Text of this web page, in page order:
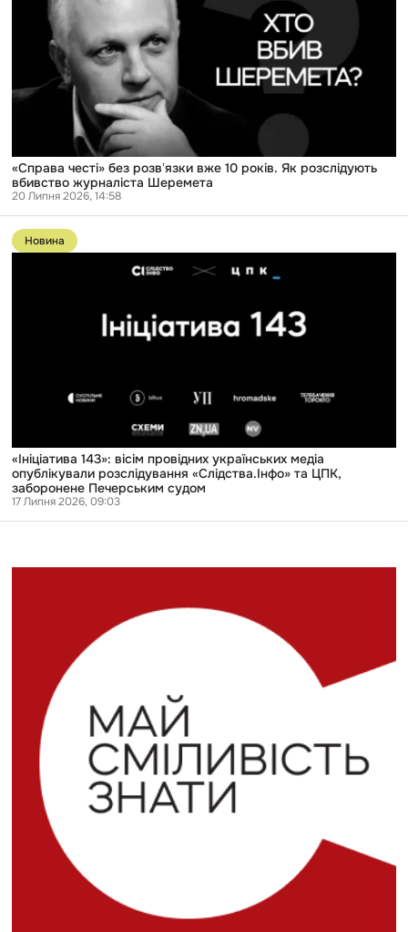
розвʼязки
розслідують
журналіста
«Справа честі» без розвʼязки вже 10 років. Як розслідують
вбивство журналіста Шеремета
20 Липня 2026, 14:58
Перейти
до
публікації
судом
Новина
«Ініціатива 143»: вісім провідних українських медіа
опублікували розслідування «Слідства.Інфо» та ЦПК,
заборонене Печерським судом
17 Липня 2026, 09:03